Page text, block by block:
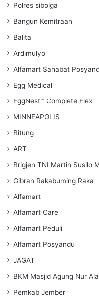
Polres sibolga
Bangun Kemitraan
Balita
Ardimulyo
Alfamart Sahabat
Egg Medical
EggNest™ Complete Flex
MINNEAPOLIS
Bitung
ART
Brigjen TNI Martin Susilo
Gibran Rakabuming Raka
Alfamart
Alfamart Care
Alfamart Peduli
Alfamart Posyandu
JAGAT
BKM Masjid Agung Nur
Pemkab Jember